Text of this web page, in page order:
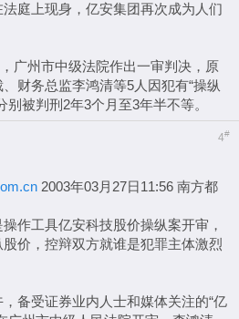
庭上现身，亿安集团再次成为人们
州市中级法院作出一审判决，原
财务总监李鸿清等5人因犯有“操纵
别被判刑2年3个月至3年半不等。
4#
2003年03月27日11:56 南方都
工具亿安科技股价操纵案开审，
价，控辩双方就谁是犯罪主体激烈
受证券业内人士和媒体关注的“亿